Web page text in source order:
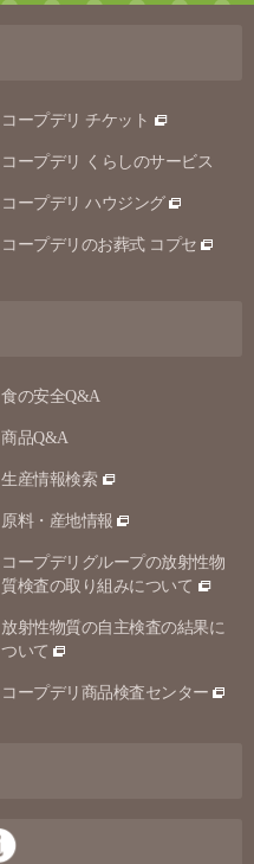
コープデリ チケット
コープデリ くらしのサービス
コープデリ ハウジング
コープデリのお葬式 コプセ
食の安全Q&A
商品Q&A
生産情報検索
原料・産地情報
コープデリグループの放射性物
質検査の取り組みについて
放射性物質の自主検査の結果に
ついて
コープデリ商品検査センター